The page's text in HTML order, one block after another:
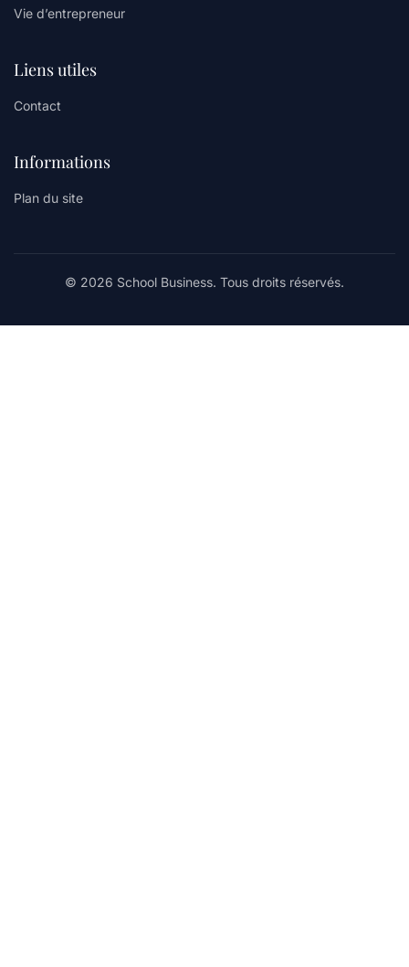
Vie d’entrepreneur
Liens utiles
Contact
Informations
Plan du site
© 2026 School Business. Tous droits réservés.